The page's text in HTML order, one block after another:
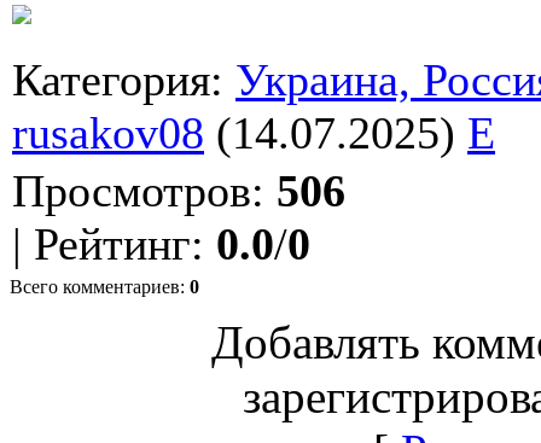
Категория: Украина,
rusakov08 (14.07.2025) E
Просмотров: 506
| Рейтинг: 0.0/0
Всего комментариев: 0
Добавлять